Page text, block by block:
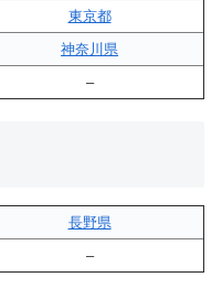
東京都
神奈川県
–
長野県
–